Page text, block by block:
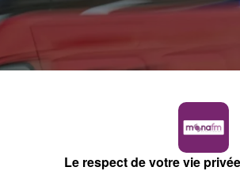
Le respect de votre vie